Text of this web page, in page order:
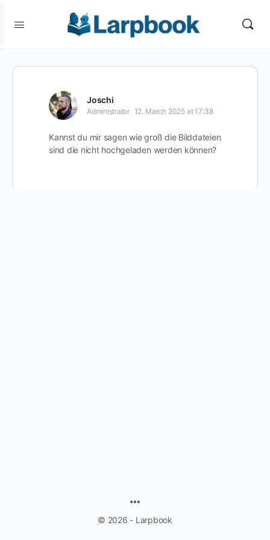
Joschi
Administrator 12. March 2025 at 17:38
Kannst du mir sagen wie groß die Bilddateien
sind die nicht hochgeladen werden können?
© 2026 - Larpbook